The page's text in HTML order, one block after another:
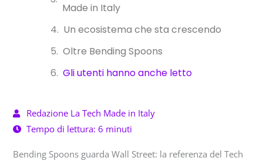
Made in Italy
Un ecosistema che sta crescendo
Oltre Bending Spoons
Gli utenti hanno anche letto
Redazione La Tech Made in Italy
Tempo di lettura: 6 minuti
Bending Spoons guarda Wall Street: la referenza del Tech